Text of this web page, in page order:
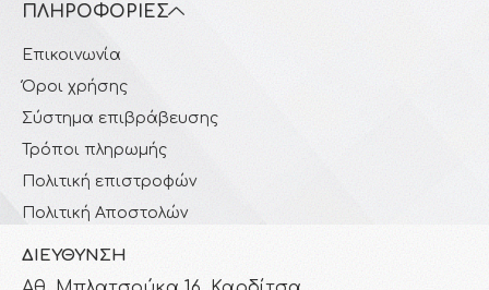
ΠΛΗΡΟΦΟΡΊΕΣ
Επικοινωνία
Όροι χρήσης
Σύστημα επιβράβευσης
Τρόποι πληρωμής
Πολιτική επιστροφών
Πολιτική Αποστολών
ΔΙΕΎΘΥΝΣΗ